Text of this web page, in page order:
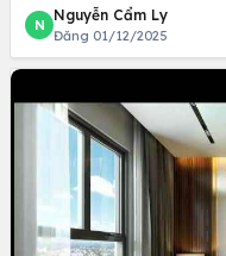
N
Nguyễn Cẩm Ly
Đăng 01/12/2025